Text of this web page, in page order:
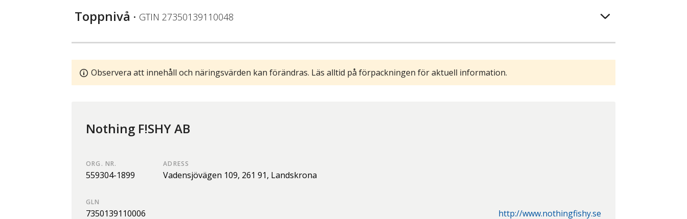
Toppnivå • GTIN 27350139110048
Observera att innehåll och näringsvärden kan förändras. Läs alltid på förpackningen för aktuell information.
Nothing F!SHY AB
ORG. NR.
559304-1899
GLN
7350139110006
ADRESS
Vadensjövägen 109, 261 91, Landskrona
http://www.nothingfishy.se